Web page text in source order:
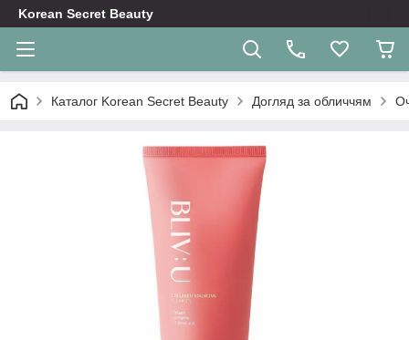
Korean Secret Beauty
Каталог Korean Secret Beauty Догляд за обличчям